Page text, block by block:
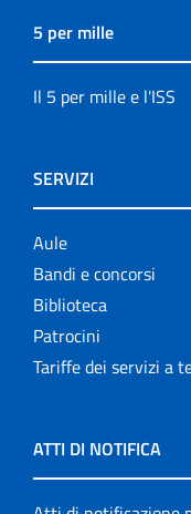
5 per mille
Il 5 per mille e l'ISS
SERVIZI
Aule
Bandi e concorsi
Biblioteca
Patrocini
Tariffe dei servizi a
ATTI DI NOTIFICA